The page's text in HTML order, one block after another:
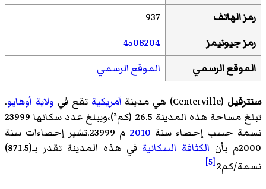
رمز الهاتف
937
رمز جيونيمز
4508204
الموقع الرسمي
الموقع الرسمي
سنترفيل (
Centerville)‏ هي مدينة أمريكية تقع في ولاية أوهايو.
تبلغ مساحة هذه المدينة 26.5 (كم²)،ويبلغ عدد سكانها 23999
نسمة حسب إحصاء سنة 2010
م 23999.تشير إحصاءات سنة
2000م بأن
الكثافة السكانية
في هذه المدينة تقدر بـ(871.5)
نسمة/كم2 [5]